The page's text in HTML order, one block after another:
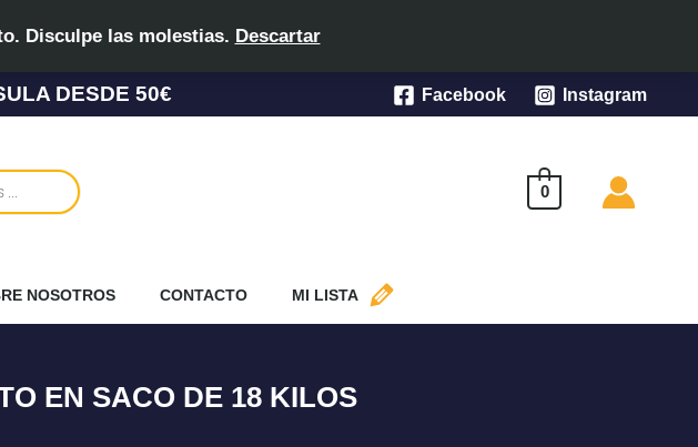
Disculpe las molestias. Descartar
DESDE 50€ Facebook Instagram
0
NOSOTROS CONTACTO MI LISTA
EN SACO DE 18 KILOS